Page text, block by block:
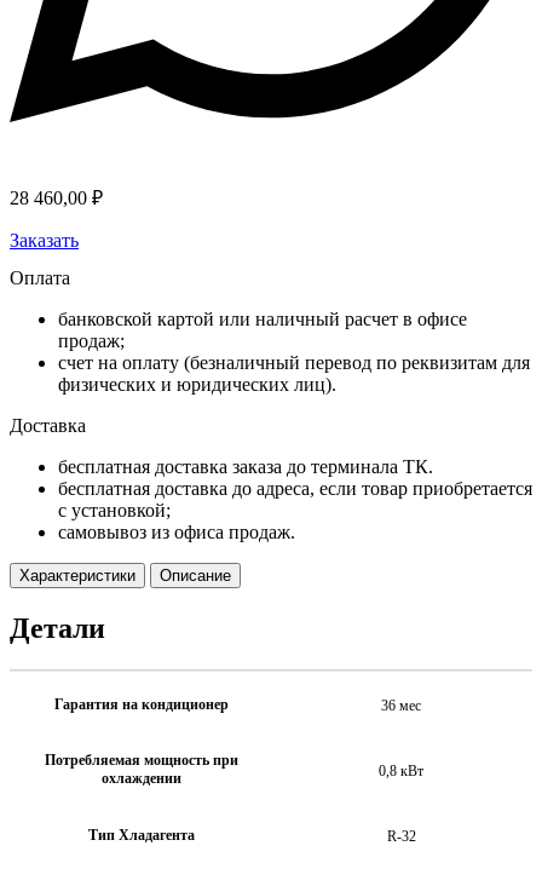
28 460,00 ₽
Заказать
Оплата
банковской картой или наличный расчет в офисе
продаж;
счет на оплату (безналичный перевод по реквизитам для
физических и юридических лиц).
Доставка
бесплатная доставка заказа до терминала ТК.
бесплатная доставка до адреса, если товар приобретается
с установкой;
самовывоз из офиса продаж.
Характеристики Описание
Детали
Гарантия на кондиционер 36 мес
Потребляемая мощность при
охлаждении
0,8 кВт
Тип Хладагента R-32